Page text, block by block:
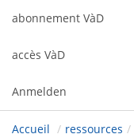
abonnement VàD
accès VàD
Anmelden
Accueil / ressources /